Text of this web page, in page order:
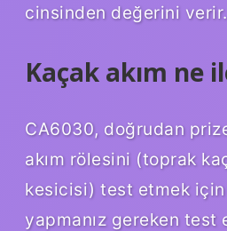
cinsinden değerini verir.
Kaçak akım ne
CA6030, doğrudan
akım rölesini (toprak
kesicisi) test etmek için
yapmanız gereken test